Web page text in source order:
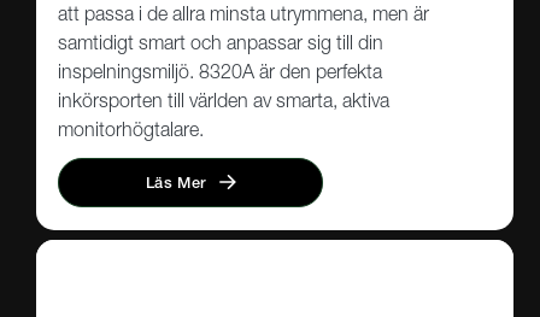
att passa i de allra minsta utrymmena, men är
samtidigt smart och anpassar sig till din
inspelningsmiljö. 8320A är den perfekta
inkörsporten till världen av smarta, aktiva
monitorhögtalare.
Läs Mer